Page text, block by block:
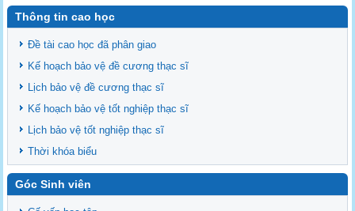
Thông tin cao học
Đề tài cao học đã phân giao
Kế hoạch bảo vệ đề cương thạc sĩ
Lịch bảo vệ đề cương thạc sĩ
Kế hoạch bảo vệ tốt nghiệp thạc sĩ
Lịch bảo vệ tốt nghiệp thạc sĩ
Thời khóa biểu
Góc Sinh viên